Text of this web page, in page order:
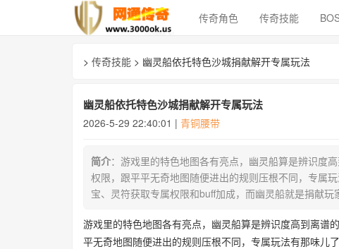
传奇角色 传奇技能
> 传奇技能 > 幽灵船依托特色沙城捐献解开专属玩法
幽灵船依托特色沙城捐献解开专属玩法
2026-5-29 22:40:01 | 青铜腰带
简介：游戏里的特色地图各有亮点，幽灵船算是辨识度
权限，跟平平无奇地图随便进出的规则压根不同，专属
宝、灵符获取专属权限和buff加成，而幽灵船就是捐献
游戏里的特色地图各有亮点，幽灵船算是辨识度高到离谱
平无奇地图随便进出的规则压根不同，专属玩法有那味儿了